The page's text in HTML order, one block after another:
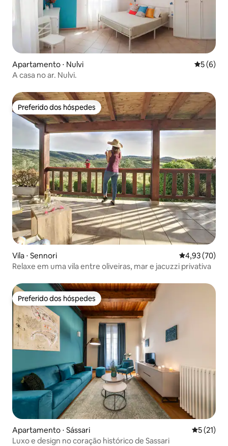
Apartamento ⋅ Nulvi 5 de
5 (6)
A casa no ar. Nulvi.
Preferido dos hóspedes
Preferido dos hóspedes
Vila ⋅ Sennori 4,93 de uma
4,93 (70)
Relaxe em uma vila entre oliveiras, mar e jacuzzi privativa
Preferido dos hóspedes
Preferido dos hóspedes
Apartamento ⋅ Sássari 5 de uma
5 (21)
Luxo e design no coração histórico de Sassari